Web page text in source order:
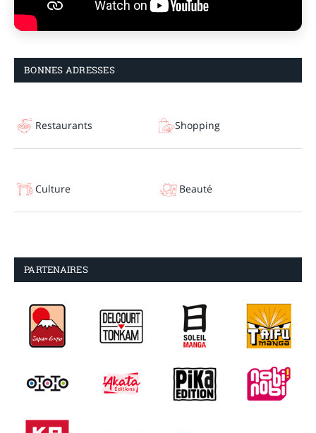
BONNES ADRESSES
Restaurants Shopping
Culture Beauté
PARTENAIRES